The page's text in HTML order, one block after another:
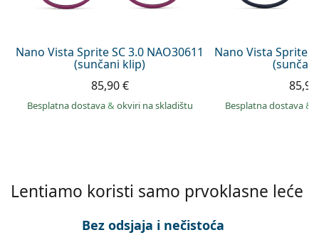
Persol
Sve marke sunčanih naočala
Nano Vista Sprite SC 3.0 NAO30611
(sunčani klip)
85,90 €
Besplatna dostava& okviri na skladištu
Nano Vista Sprite
Besplatna dostava&
Lentiamo koristi samo prvoklasne leće
Bez odsjaja i nečistoća